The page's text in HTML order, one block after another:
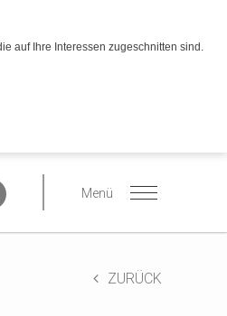
auf Ihre Interessen zugeschnitten sind.
ZURÜCK